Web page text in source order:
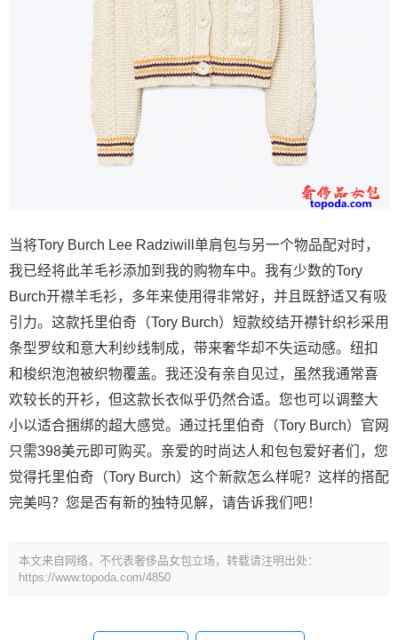
当将Tory Burch Lee Radziwill单肩包与另一个物品配对时，
我已经将此羊毛衫添加到我的购物车中。我有少数的Tory
Burch开襟羊毛衫，多年来使用得非常好，并且既舒适又有吸
引力。这款托里伯奇（Tory Burch）短款绞结开襟针织衫采用
条型罗纹和意大利纱线制成，带来奢华却不失运动感。纽扣
和梭织泡泡被织物覆盖。我还没有亲自见过，虽然我通常喜
欢较长的开衫，但这款长衣似乎仍然合适。您也可以调整大
小以适合捆绑的超大感觉。通过托里伯奇（Tory Burch）官网
只需398美元即可购买。亲爱的时尚达人和包包爱好者们，您
觉得托里伯奇（Tory Burch）这个新款怎么样呢？这样的搭配
完美吗？您是否有新的独特见解，请告诉我们吧！
本文来自网络，不代表奢侈品女包立场，转载请注明出处：
https://www.topoda.com/4850